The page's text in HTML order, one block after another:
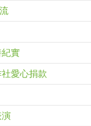
紀實
愛心捐款
演